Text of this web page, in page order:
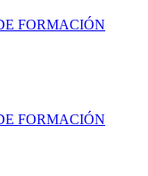
FORMACIÓN
FORMACIÓN